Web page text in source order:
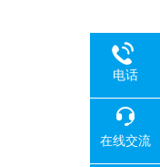
电话
在线交流